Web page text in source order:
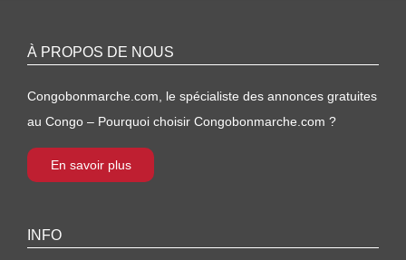
À PROPOS DE NOUS
Congobonmarche.com, le spécialiste des annonces gratuites
au Congo – Pourquoi choisir Congobonmarche.com ?
En savoir plus
INFO